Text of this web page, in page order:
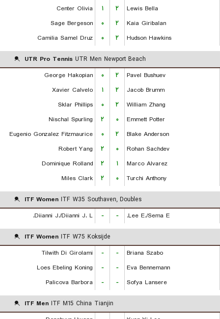
Center Olivia
۱ ۲
Lewis Bella
Sage Bergeson
۰ ۲
Kaia Giribalan
Camilia Samel Druz
۰ ۲ Hudson Hawkins
UTR Pro Tennis UTR Men Newport Beach
George Hakopian
۰ ۲
Pavel Bushuev
Xavier Calvelo
۱ ۲
Jacob Brumm
Sklar Phillips
۰ ۲
William Zhang
Nischal Spurling
۲ ۰
Emmett Potter
Eugenio Gonzalez Fitzmaurice
۰ ۲
Blake Anderson
Robert Yang
۲ ۰
Rohan Sachdev
Dominique Rolland
۲ ۱
Marco Alvarez
Miles Clark
۲ ۰ Turchi Anthony
ITF Women ITF W35 Southaven, Doubles
Diianni J./Diianni J. L.
- - Lee E./Sema E.
ITF Women ITF W75 Koksijde
Tilwith Di Girolami
- -
Briana Szabo
Loes Ebeling Koning
- -
Eva Bennemann
Palicova Barbora
- - Sofya Lansere
ITF Men ITF M15 China Tianjin